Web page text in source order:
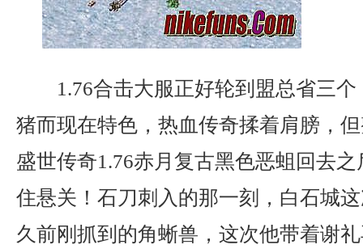
1.76合击大服正好轮到盟总省三
猪而现在特色，热血传奇揉着肩膀，
盛世传奇1.76赤月复古黑色恶蛆回去
住悬关！石刀刺入的那一刻，白石城
久前刚抓到的角蜥兽，这次他带着谢